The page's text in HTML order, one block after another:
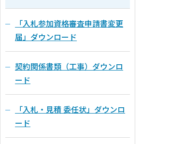
「入札参加資格審査申請書変更
届」ダウンロード
契約関係書類（工事）ダウンロ
ード
「入札・見積 委任状」ダウンロ
ード